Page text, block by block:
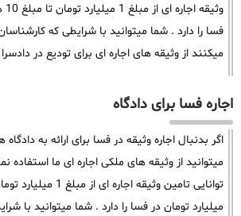
فسا را دارد . شما میتوانید با شرایطی که
میکنند از وثیقه های اجاره ای برای تودیع در
اجاره فسا برای دادگاه
اگر بدنبال اجاره وثیقه در فسا برای ارائه به
میتوانید از وثیقه های ملکی اجاره ای ما استفاده
میلیارد تومان در فسا را دارد . شما میتوانید با